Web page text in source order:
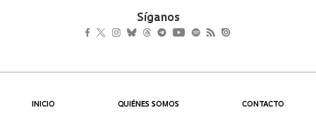
Síganos
INICIO QUIÉNES SOMOS CONTACTO